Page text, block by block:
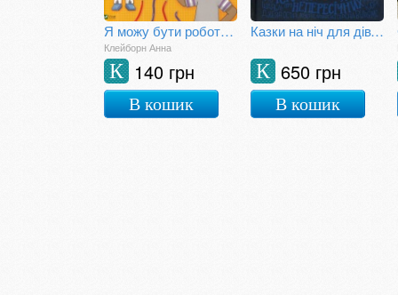
Я можу бути роботехніком
Клейборн Анна
140 грн
К
В кошик
Казки на ніч для дівчаток-бунтарок
650 грн
К
В кошик